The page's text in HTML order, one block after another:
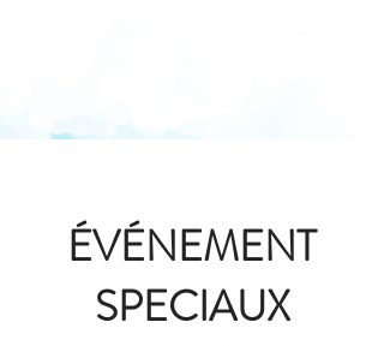
ÉVÉNEMENT
SPECIAUX